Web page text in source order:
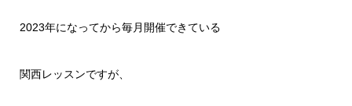
2023年になってから毎月開催できている
関西レッスンですが、